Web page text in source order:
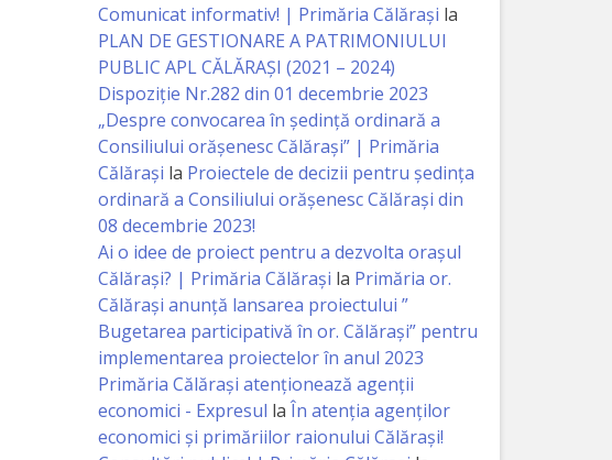
Comunicat informativ! | Primăria Călărași la
PLAN DE GESTIONARE A PATRIMONIULUI
PUBLIC APL CĂLĂRAȘI (2021 – 2024)
Dispoziție Nr.282 din 01 decembrie 2023
„Despre convocarea în ședință ordinară a
Consiliului orășenesc Călărași” | Primăria
Călărași la Proiectele de decizii pentru ședința
ordinară a Consiliului orășenesc Călărași din
08 decembrie 2023!
Ai o idee de proiect pentru a dezvolta orașul
Călărași? | Primăria Călărași la Primăria or.
Călărași anunță lansarea proiectului ”
Bugetarea participativă în or. Călărași” pentru
implementarea proiectelor în anul 2023
Primăria Călăraşi atenţionează agenţii
economici - Expresul la În atenția agenților
economici și primăriilor raionului Călărași!